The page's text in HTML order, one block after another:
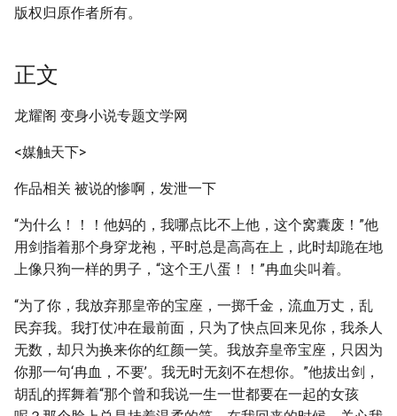
版权归原作者所有。
正文
龙耀阁 变身小说专题文学网
<媒触天下>
作品相关 被说的惨啊，发泄一下
“为什么！！！他妈的，我哪点比不上他，这个窝囊废！”他
用剑指着那个身穿龙袍，平时总是高高在上，此时却跪在地
上像只狗一样的男子，“这个王八蛋！！”冉血尖叫着。
“为了你，我放弃那皇帝的宝座，一掷千金，流血万丈，乱
民弃我。我打仗冲在最前面，只为了快点回来见你，我杀人
无数，却只为换来你的红颜一笑。我放弃皇帝宝座，只因为
你那一句‘冉血，不要’。我无时无刻不在想你。”他拔出剑，
胡乱的挥舞着“那个曾和我说一生一世都要在一起的女孩